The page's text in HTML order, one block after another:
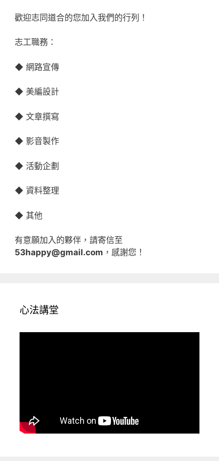
歡迎志同道合的您加入我們的行列！
志工職務：
◆ 網路宣傳
◆ 美編設計
◆ 文章撰寫
◆ 影音製作
◆ 活動企劃
◆ 資料整理
◆ 其他
有意願加入的夥伴，請寄信至
53happy@gmail.com ，感謝您！
心法講堂